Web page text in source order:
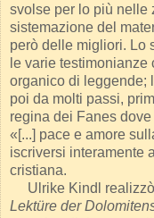
svolse per lo più nelle
sistemazione del
però delle migliori. Lo
le varie
organico di leggende;
poi da molti passi,
regina dei Fanes
«[...] pace e amore
iscriversi interamente
cristiana.
Ulrike Kindl realizzò
Lektüre der